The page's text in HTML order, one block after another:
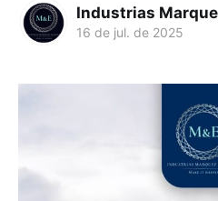
Industrias
16 de jul. de 2025